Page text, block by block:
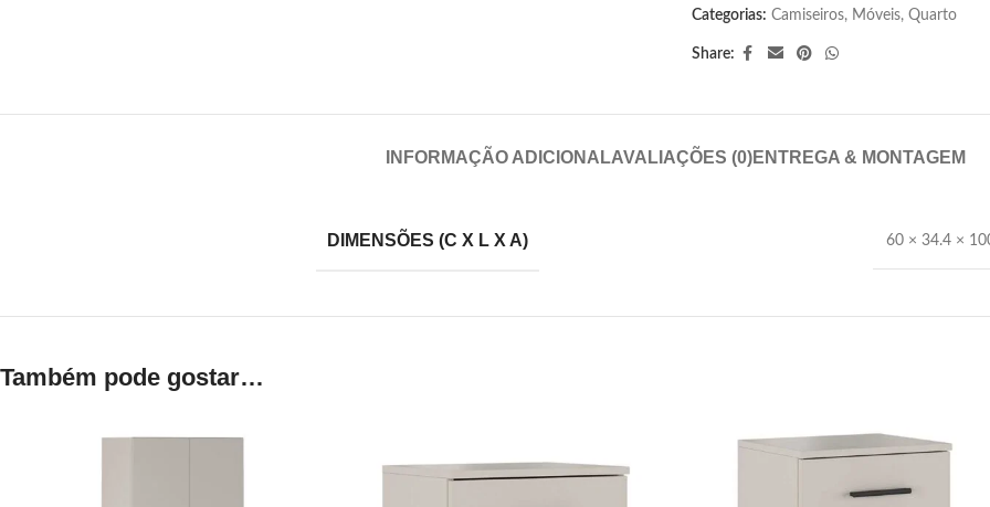
Categorias: Camiseiros, Móveis, Quarto
Share:
INFORMAÇÃO ADICIONALAVALIAÇÕES (0)ENTREGA & MONTAGEM
DIMENSÕES (C X L X A) 60 × 34.4 ×
Também pode gostar…